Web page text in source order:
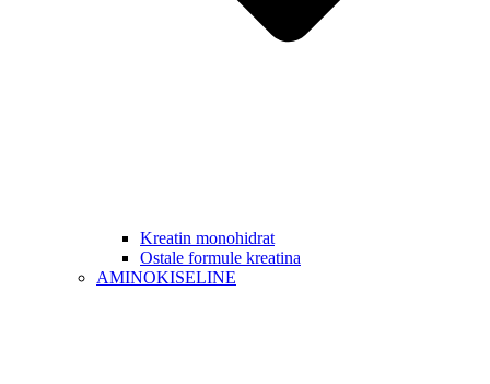
Kreatin monohidrat
Ostale formule kreatina
AMINOKISELINE